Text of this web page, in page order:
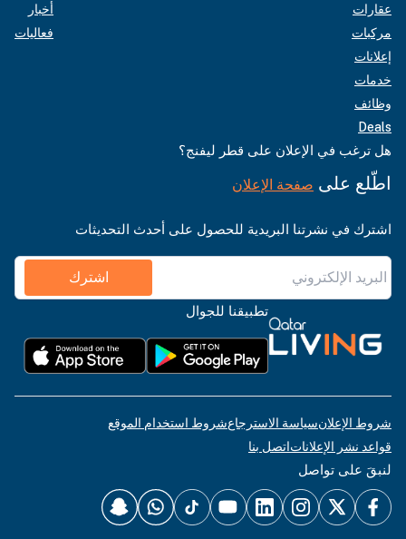
عقارات
مركبات
إعلانات
خدمات
وظائف
Deals
أخبار
فعاليات
هل ترغب في الإعلان على قطر ليفنج؟
اطّلع على صفحة الإعلان
اشترك في نشرتنا البريدية للحصول على أحدث التحديثات
اشترك
تطبيقنا للجوال
شروط الإعلانسياسة الاسترجاعشروط استخدام الموقع
قواعد نشر الإعلاناتاتصل بنا
لنبقَ على تواصل